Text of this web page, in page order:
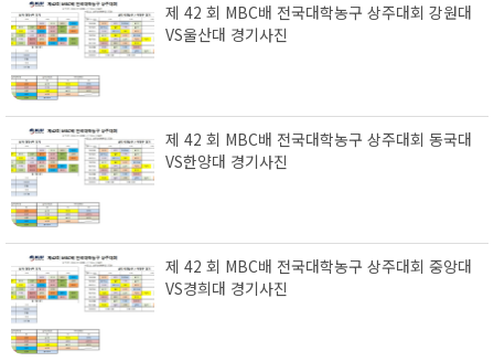
제 42 회 MBC배 전국대학농구 상주대회 강원대
VS울산대 경기사진
제 42 회 MBC배 전국대학농구 상주대회 동국대
VS한양대 경기사진
제 42 회 MBC배 전국대학농구 상주대회 중앙대
VS경희대 경기사진